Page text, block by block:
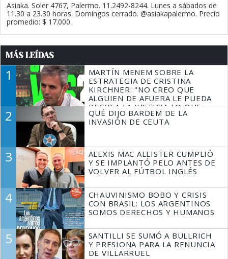
Asiaka. Soler 4767, Palermo. 11.2492-8244. Lunes a sábados de
11.30 a 23.30 horas. Domingos cerrado. @asiakapalermo. Precio
promedio: $ 17.000.
MÁS LEÍDAS
1
MARTÍN MENEM SOBRE LA
ESTRATEGIA DE CRISTINA
KIRCHNER: "NO CREO QUE
ALGUIEN DE AFUERA LE PUEDA
DECIR A LA JUSTICIA LO QUE
TIENE QUE HACER"
2
QUÉ DIJO BARDEM DE LA
INVASIÓN DE CEUTA
3
ALEXIS MAC ALLISTER CUMPLIÓ
Y SE IMPLANTÓ PELO ANTES DE
VOLVER AL FÚTBOL INGLÉS
4
CHAUVINISMO BOBO Y CRISIS
CON BRASIL: LOS ARGENTINOS
SOMOS DERECHOS Y HUMANOS
5
SANTILLI SE SUMÓ A BULLRICH
Y PRESIONA PARA LA RENUNCIA
DE VILLARRUEL